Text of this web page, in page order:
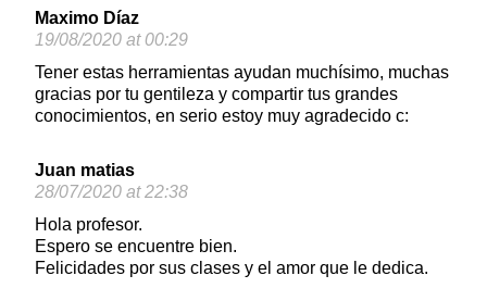
Maximo Díaz
19/08/2020 at 00:29
Tener estas herramientas ayudan muchísimo, muchas
gracias por tu gentileza y compartir tus grandes
conocimientos, en serio estoy muy agradecido c:
Juan matias
28/07/2020 at 22:38
Hola profesor.
Espero se encuentre bien.
Felicidades por sus clases y el amor que le dedica.